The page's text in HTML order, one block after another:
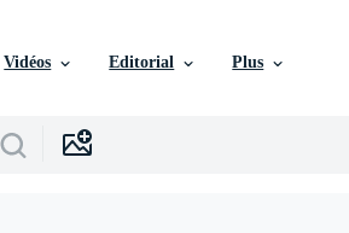
Vidéos Editorial Plus